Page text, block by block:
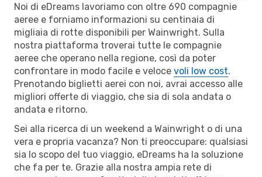
Noi di eDreams lavoriamo con oltre 690 compagnie
aeree e forniamo informazioni su centinaia di
migliaia di rotte disponibili per Wainwright. Sulla
nostra piattaforma troverai tutte le compagnie
aeree che operano nella regione, così da poter
confrontare in modo facile e veloce voli low cost.
Prenotando biglietti aerei con noi, avrai accesso alle
migliori offerte di viaggio, che sia di sola andata o
andata e ritorno.
Sei alla ricerca di un weekend a Wainwright o di una
vera e propria vacanza? Non ti preoccupare: qualsiasi
sia lo scopo del tuo viaggio, eDreams ha la soluzione
che fa per te. Grazie alla nostra ampia rete di